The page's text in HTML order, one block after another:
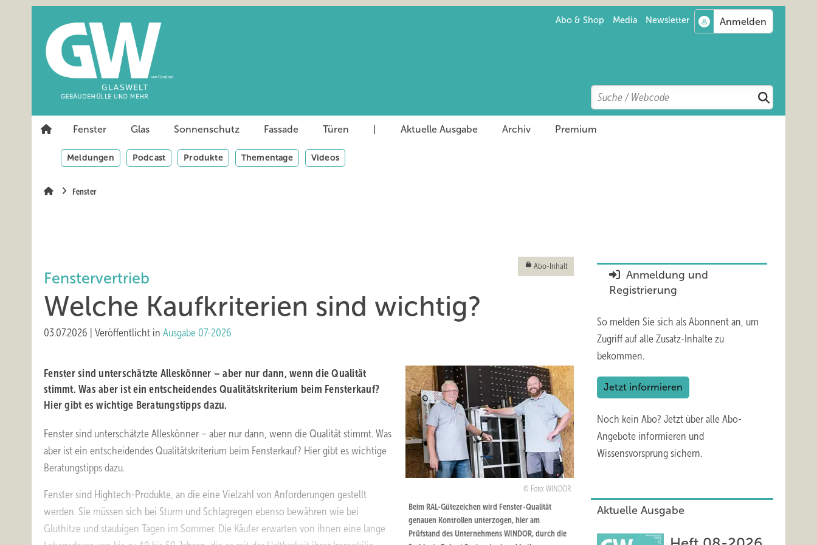
Abo & Shop Media Newsletter
Search
Suchen
Fenster Glas Sonnenschutz Fassade Türen Aktuelle Ausgabe Archiv Premium
Meldungen Podcast Produkte Thementage Videos
Fenster
Abo-Inhalt
Fenstervertrieb
Welche Kaufkriterien sind wichtig?
03.07.2026 Veröffentlicht in Ausgabe 07-2026
Foto: WINDOR
Beim RAL-Gütezeichen wird Fenster-Qualität
genauen Kontrollen unterzogen, hier am
Prüfstand des Unternehmens WINDOR, durch die
Fenster sind unterschätzte Alleskönner – aber nur dann, wenn die Qualität
stimmt. Was aber ist ein entscheidendes Qualitätskriterium beim Fensterkauf?
Hier gibt es wichtige Beratungstipps dazu.
Fenster sind unterschätzte Alleskönner – aber nur dann, wenn die Qualität stimmt. Was
aber ist ein entscheidendes Qualitätskriterium beim Fensterkauf? Hier gibt es wichtige
Beratungstipps dazu.
Fenster sind Hightech-Produkte, an die eine Vielzahl von Anforderungen gestellt
werden. Sie müssen sich bei Sturm und Schlagregen ebenso bewähren wie bei
Gluthitze und staubigen Tagen im Sommer. Die Käufer erwarten von ihnen eine lange
Anmeldung und
Registrierung
So melden Sie sich als Abonnent an, um
Zugriff auf alle Zusatz-Inhalte zu
bekommen.
Jetzt informieren
Noch kein Abo? Jetzt über alle Abo-
Angebote informieren und
Wissensvorsprung sichern.
Aktuelle Ausgabe